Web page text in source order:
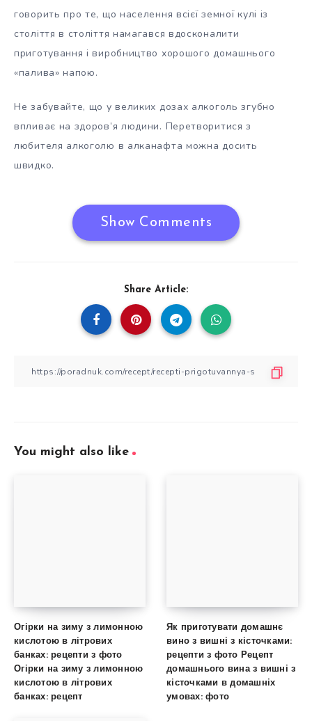
говорить про те, що населення всієї земної кулі із
століття в століття намагався вдосконалити
приготування і виробництво хорошого домашнього
«палива» напою.
Не забувайте, що у великих дозах алкоголь згубно
впливає на здоров’я людини. Перетворитися з
любителя алкоголю в алканафта можна досить
швидко.
Show Comments
Share Article:
You might also like
Огірки на зиму з лимонною
кислотою в літрових
банках: рецепти з фото
Огірки на зиму з лимонною
кислотою в літрових
банках: рецепт
Як приготувати домашнє
вино з вишні з кісточками:
рецепти з фото Рецепт
домашнього вина з вишні з
кісточками в домашніх
умовах: фото